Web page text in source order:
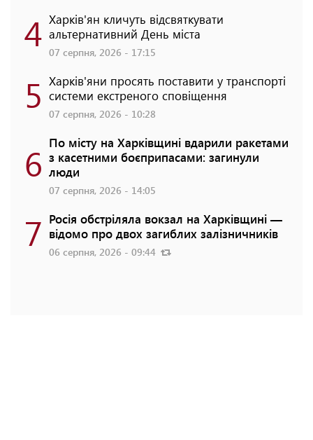
4 Харків'ян кличуть відсвяткувати
альтернативний День міста
07 серпня, 2026 - 17:15
5 Харків'яни просять поставити у транспорті
системи екстреного сповіщення
07 серпня, 2026 - 10:28
6 По місту на Харківщині вдарили ракетами
з касетними боєприпасами: загинули
люди
07 серпня, 2026 - 14:05
7 Росія обстріляла вокзал на Харківщині —
відомо про двох загиблих залізничників
06 серпня, 2026 - 09:44